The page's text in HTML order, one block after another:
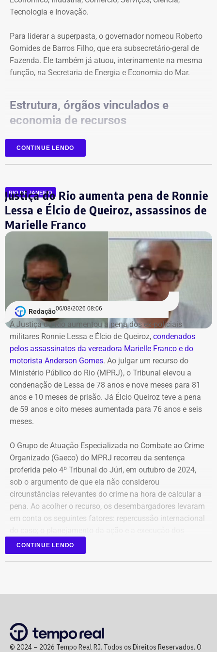
Tecnologia e Inovação.
Para liderar a superpasta, o governador nomeou Roberto
Gomides de Barros Filho, que era subsecretário-geral de
Fazenda. Ele também já atuou, interinamente na mesma
função, na Secretaria de Energia e Economia do Mar.
Estrutura, órgãos vinculados e
economia de recursos
A reorganização foi realizada sem aumento de despesas.
Na nova estrutura interna, foi criada a subsecretaria de
Ciência, Tecnologia e Inovação, que substitui e altera a
Recursos e Projetos em Ciência e Tecnologia.
Com a mudança, a nova secretaria passa a concentrar a
supervisão e subordinação de um vasto ecossistema de
órgãos, universidades e agências de fomento, incluindo
instituições de ensino e pesquisa, como a Uerj, a Uen; , a
Faetec, Fundação Cecierj e Faperj; órgãos de fomento e
agências reguladoras: como a AgeRio, a Codin, a Jucerja,
a Agenersa e o DRM-RJ; e ainda, fundos estratégicos
como o Fundo Soberano.
Segundo o texto assinado pelo governador em exercício,
o decreto entra em vigor imediatamente e segue os
princípios da continuidade do serviço público, eficiência,
governança e desenvolvimento sustentável.
COM FÁBIO MARTINS
CONTINUE LENDO
RIO DE JANEIRO
Justiça do Rio aumenta pena de Ronnie
Lessa e Élcio de Queiroz, assassinos de
Marielle Franco
Redação06/08/2026 08:06
A Justiça do Rio aumentou a pena dos ex-policiais
militares Ronnie Lessa e Élcio de Queiroz, condenados
pelos assassinatos da vereadora Marielle Franco e do
motorista Anderson Gomes. Ao julgar um recurso do
Ministério Público do Rio (MPRJ), o Tribunal elevou a
condenação de Lessa de 78 anos e nove meses para 81
anos e 10 meses de prisão. Já Élcio Queiroz teve a pena
de 59 anos e oito meses aumentada para 76 anos e seis
meses.
O Grupo de Atuação Especializada no Combate ao Crime
Organizado (Gaeco) do MPRJ recorreu da sentença
proferida pelo 4º Tribunal do Júri, em outubro de 2024,
sob o argumento de que ela não considerou
circunstâncias relevantes do crime na hora de calcular a
pena. Ao acolher o recurso, os desembargadores levaram
em conta os seguintes fatores: repercussão internacional
disparos em via pública, em uma região de grande
circulação de pessoas.
sobreviveu porque se abaixou no banco.
CONTINUE LENDO
© 2024 – 2026 Tempo Real RJ. Todos os Direitos Reservados. O